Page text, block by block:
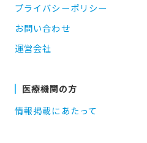
プライバシーポリシー
お問い合わせ
運営会社
医療機関の方
情報掲載にあたって